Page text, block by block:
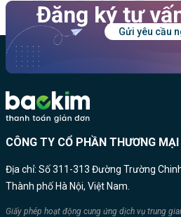
Đăng ký tư
Gửi yêu cầu
CÔNG TY CỔ PHẦN THƯƠNG
Địa chỉ: Số 311-313 Đường Trường
Thành phố Hà Nội, Việt Nam.
Giấy phép hoạt động cung ứng dịch vụ trung